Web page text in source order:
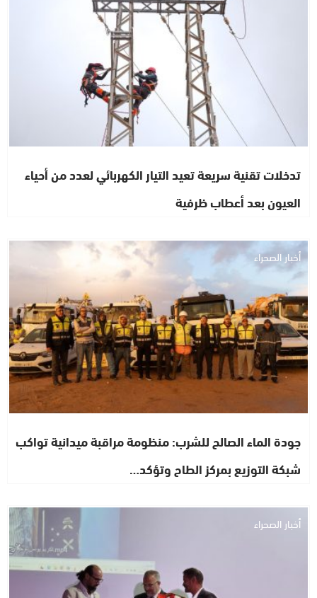
تدخلات تقنية سريعة تعيد التيار الكهربائي لعدد من أحياء
العيون بعد أعطاب ظرفية
أخبار الصحراء
جودة الماء الصالح للشرب: منظومة مراقبة ميدانية تواكب
شبكة التوزيع بمركز الطاح وتؤكد…
أخبار الصحراء